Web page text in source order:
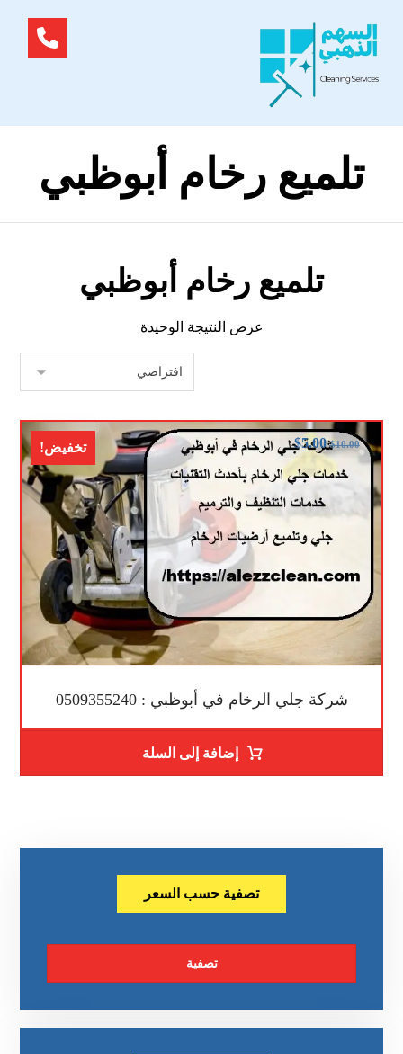
تلميع رخام أبوظبي
تلميع رخام أبوظبي
عرض النتيجة الوحيدة
تخفيض!
شركة جلي الرخام في أبوظبي : 0509355240
$10.00
$5.00
إضافة إلى السلة
تصفية حسب السعر
تصفية